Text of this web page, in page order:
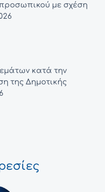
με σχέση
κατά την
της Δημοτικής